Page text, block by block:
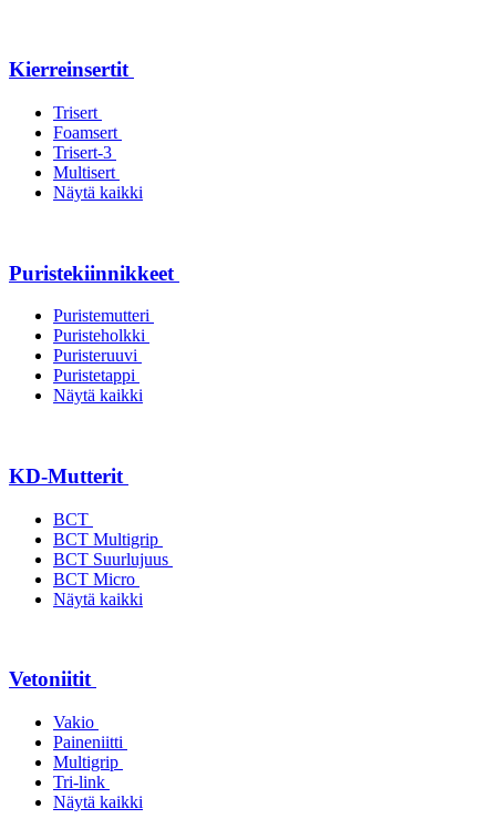
Kierreinsertit
Trisert
Foamsert
Trisert-3
Multisert
Näytä kaikki
Puristekiinnikkeet
Puristemutteri
Puristeholkki
Puristeruuvi
Puristetappi
Näytä kaikki
KD-Mutterit
BCT
BCT Multigrip
BCT Suurlujuus
BCT Micro
Näytä kaikki
Vetoniitit
Vakio
Paineniitti
Multigrip
Tri-link
Näytä kaikki